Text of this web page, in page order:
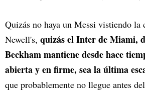
Quizás no haya un Messi vistiendo la
Newell's, quizás el Inter de Miami,
Beckham mantiene desde hace
abierta y en firme, sea la última
que probablemente no llegue antes